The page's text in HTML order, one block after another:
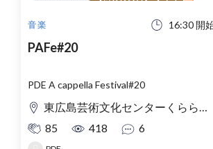
音楽 16:30 開
PAFe#20
PDE A cappella Festival#20
東広島芸術文化センターくらら 小ホール
85
418 6